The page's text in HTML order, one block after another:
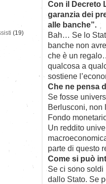
Con il Decreto
garanzia dei
alle banche”.
Bah… Se lo
banche non
che è un
qualcosa a
sostiene
Che ne pensa
Se fosse
Berlusconi, non
Fondo
Un reddito
parte di questo
Come si può
Se ci sono
dallo Stato. Se
(19)